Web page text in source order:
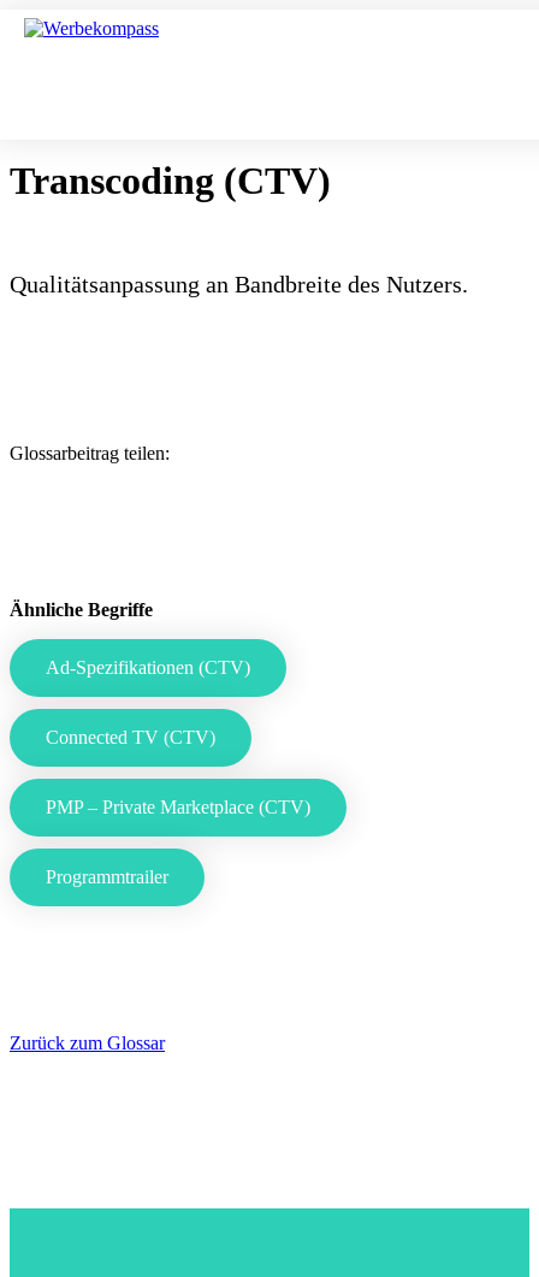
Transcoding (CTV)
Qualitätsanpassung an Bandbreite des Nutzers.
Glossarbeitrag teilen:
Ähnliche Begriffe
Ad-Spezifikationen (CTV)
Connected TV (CTV)
PMP – Private Marketplace (CTV)
Programmtrailer
Zurück zum Glossar